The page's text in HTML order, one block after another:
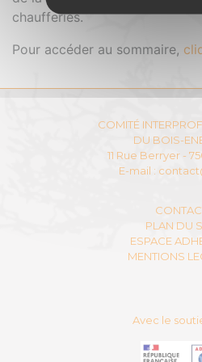
chaufferies.
Pour accéder au sommaire,
COMITÉ
DU BOIS-
11 Rue Berryer -
E-mail :
PLAN DU
ESPACE
MENTIONS
Avec le